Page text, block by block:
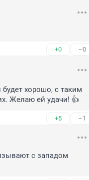
+0 –0
хорошо, с таким
Желаю ей удачи! 👍
+5 –1
с западом